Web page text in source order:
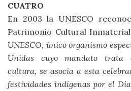
CUATRO
En 2003 la UNESCO
Patrimonio Cultural
UNESCO, único organismo
Unidas cuyo mandato trata
cultura, se asocia a esta
festividades indígenas por el